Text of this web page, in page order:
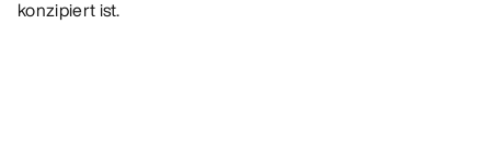
konzipiert ist.